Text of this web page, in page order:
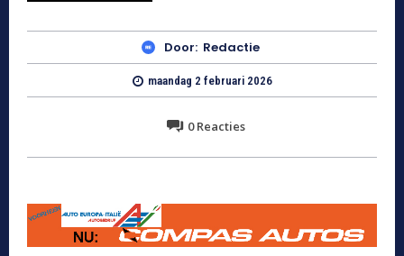
Door: Redactie
maandag 2 februari 2026
0Reacties